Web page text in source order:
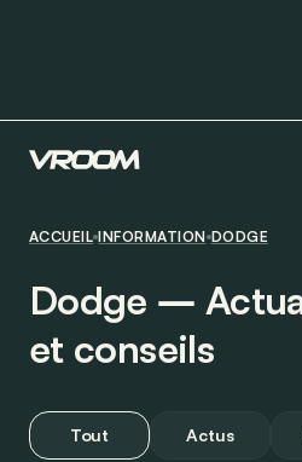
ACCUEIL INFORMATION DODGE
Dodge ―
et conseils
Tout Actus